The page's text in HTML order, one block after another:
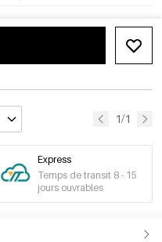
1/1
Express
Temps de transit 8 - 15
jours ouvrables